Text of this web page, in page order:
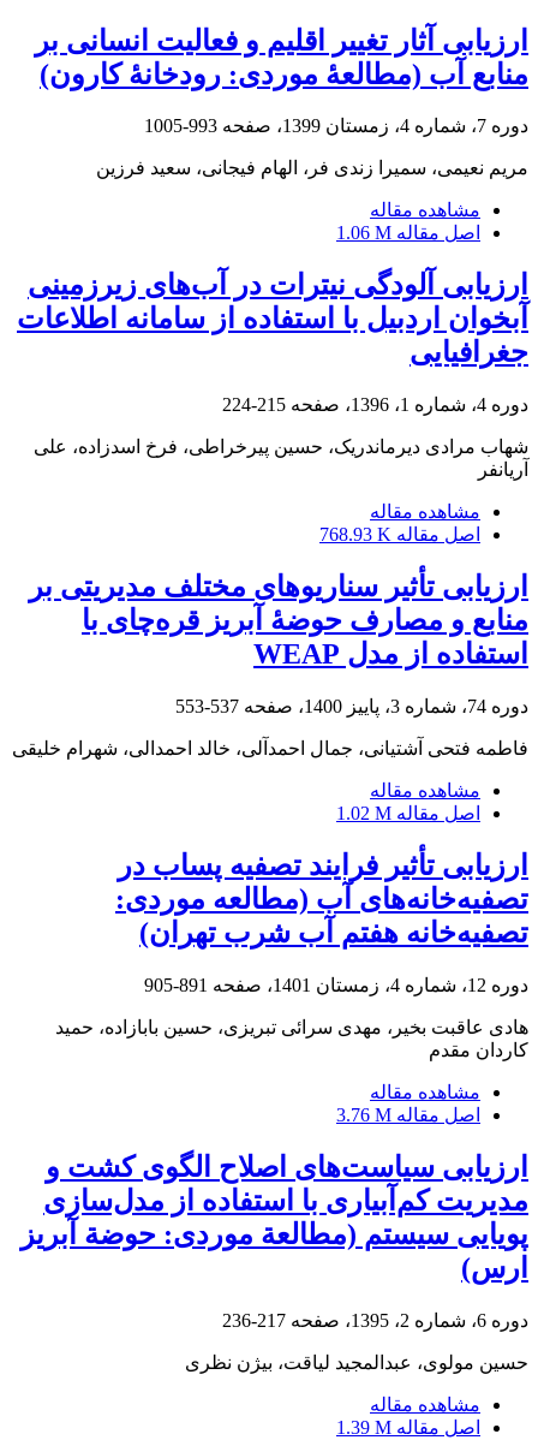
ارزیابی آثار تغییر اقلیم و فعالیت انسانی بر
منابع آب (مطالعۀ موردی: رودخانۀ کارون)
دوره 7، شماره 4، زمستان 1399، صفحه 993-1005
مریم نعیمی، سمیرا زندی فر، الهام فیجانی، سعید فرزین
مشاهده مقاله
اصل مقاله 1.06 M
ارزیابی آلودگی نیترات در آب‌های زیرزمینی
آبخوان اردبیل با استفاده از سامانه اطلاعات
جغرافیایی
دوره 4، شماره 1، 1396، صفحه 215-224
شهاب مرادی دیرماندریک، حسین پیرخراطی، فرخ اسدزاده، علی
آریانفر
مشاهده مقاله
اصل مقاله 768.93 K
ارزیابی تأثیر سناریوهای مختلف مدیریتی بر
منابع و مصارف حوضۀ آبریز قره‌چای با
استفاده از مدل WEAP
دوره 74، شماره 3، پاییز 1400، صفحه 537-553
فاطمه فتحی آشتیانی، جمال احمدآلی، خالد احمدالی، شهرام خلیقی
مشاهده مقاله
اصل مقاله 1.02 M
ارزیابی تأثیر فرایند تصفیه پساب در
تصفیه‌خانه‌های آب (مطالعه موردی:
تصفیه‌خانه هفتم آب شرب تهران)
دوره 12، شماره 4، زمستان 1401، صفحه 891-905
هادی عاقبت بخیر، مهدی سرائی تبریزی، حسین بابازاده، حمید
کاردان مقدم
مشاهده مقاله
اصل مقاله 3.76 M
ارزیابی سیاست‌های اصلاح الگوی کشت و
مدیریت کم‌آبیاری با استفاده از مدل‌سازی
پویایی سیستم (مطالعة موردی: حوضة آبریز
ارس)
دوره 6، شماره 2، 1395، صفحه 217-236
حسین مولوی، عبدالمجید لیاقت، بیژن نظری
مشاهده مقاله
اصل مقاله 1.39 M